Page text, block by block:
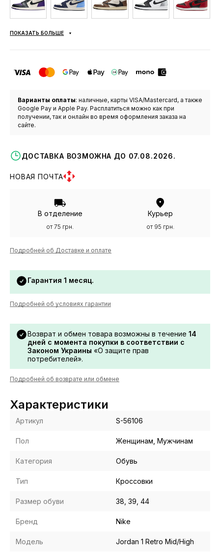
ПОКАЗАТЬ БОЛЬШЕ
Варианты оплаты: наличные, карты VISA/Mastercard, а также
Google Pay и Apple Pay. Расплатиться можно как при
получении, так и онлайн во время оформления заказа на
сайте.
ДОСТАВКА ВОЗМОЖНА ДО 07.08.2026.
НОВАЯ ПОЧТА
В отделение
от 75 грн.
Курьер
от 95 грн.
Подробней об Доставке и оплате
Гарантия 1 месяц.
Подробней об условиях гарантии
Возврат и обмен товара возможны в течение 14
дней с момента покупки в соответствии с
Законом Украины «О защите прав
потребителей».
Подробней об возврате или обмене
Характеристики
Артикул S-56106
Пол Женщинам, Мужчинам
Категория Обувь
Тип Кроссовки
Размер обуви 38, 39, 44
Бренд Nike
Модель Jordan 1 Retro Mid/High